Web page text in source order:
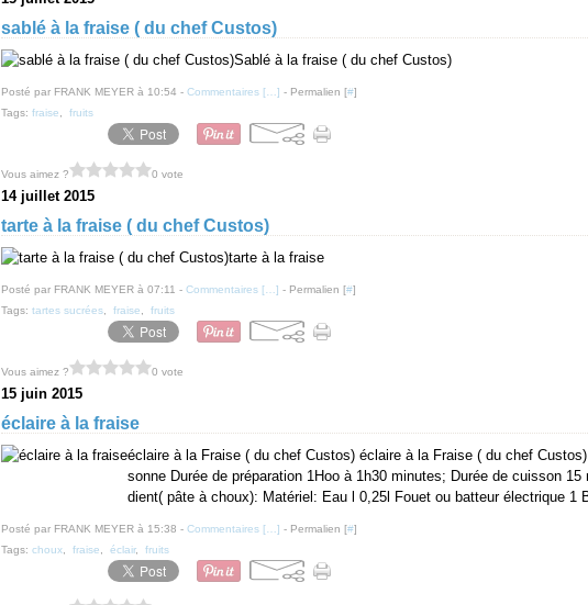
sablé à la fraise ( du chef Custos)
Sablé à la fraise ( du chef Custos)
Posté par FRANK MEYER à 10:54 - Commentaires [ ] - Permalien [#]
Tags: fraise fruits
Vous aimez ? 0 vote
14 juillet 2015
tarte à la fraise ( du chef Custos)
tarte à la fraise
Posté par FRANK MEYER à 07:11 - Commentaires [ ] - Permalien [#]
Tags: tartes sucrées fraise fruits
Vous aimez ? 0 vote
15 juin 2015
éclaire à la fraise
éclaire à la Fraise ( du chef Custos) éclaire à la Fraise ( du chef
sonne Durée de préparation 1Hoo à 1h30 minutes; Durée de cuisson 15
dient( pâte à choux): Matériel: Eau l 0,25l Fouet ou batteur électrique 1
Posté par FRANK MEYER à 15:38 - Commentaires [ ] - Permalien [#]
Tags: choux fraise éclair, fruits